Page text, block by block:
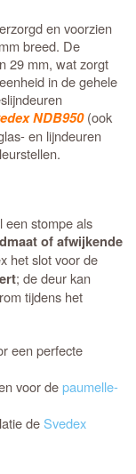
en voorzien
breed. De
29 mm, wat zorgt
in de gehele
NDB950(ook
en lijndeuren
een stompe als
of afwijkende
het slot voor de
; de deur kan
tijdens het
een perfecte
voor depaumelle-
deSvedex